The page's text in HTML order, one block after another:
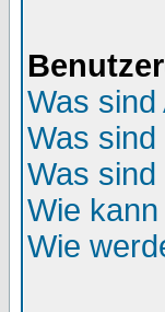
Was sind
Was
Was
Wie
Wie